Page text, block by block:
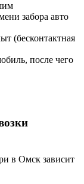
забора авто
(бесконтактная
после чего
в Омск зависит